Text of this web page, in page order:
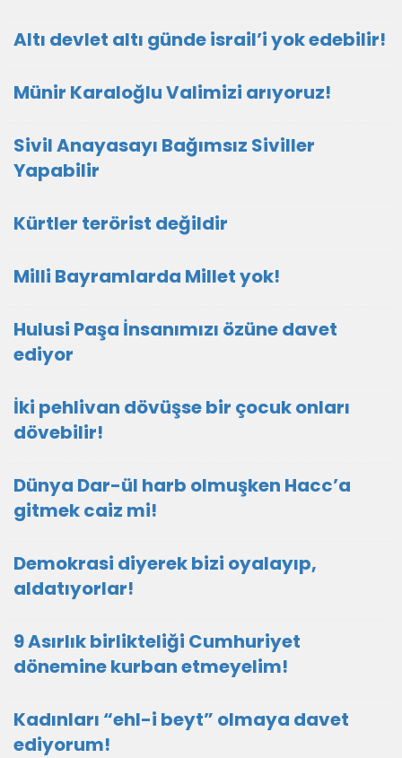
Altı devlet altı günde israil’i yok edebilir!
Münir Karaloğlu Valimizi arıyoruz!
Sivil Anayasayı Bağımsız Siviller
Yapabilir
Kürtler terörist değildir
Milli Bayramlarda Millet yok!
Hulusi Paşa İnsanımızı özüne davet
ediyor
İki pehlivan dövüşse bir çocuk onları
dövebilir!
Dünya Dar-ül harb olmuşken Hacc’a
gitmek caiz mi!
Demokrasi diyerek bizi oyalayıp,
aldatıyorlar!
9 Asırlık birlikteliği Cumhuriyet
dönemine kurban etmeyelim!
Kadınları “ehl-i beyt” olmaya davet
ediyorum!